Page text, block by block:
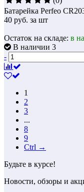
Батарейка Perfeo
40 руб. за шт
Остаток на складе: в
В наличии 3
-
1
2
3
...
8
9
Ctrl →
Будьте в курсе!
Новости, обзоры и